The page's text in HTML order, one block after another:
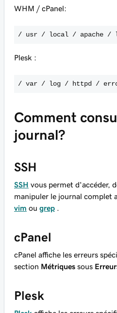
WHM / cPanel:
/ usr / local / apache /
Plesk :
/ var / log / httpd /
Comment
journal?
SSH
SSH vous permet d'accéder,
manipuler le journal complet
vim ou grep
cPanel
cPanel affiche les erreurs
section Métriques sous
Plesk